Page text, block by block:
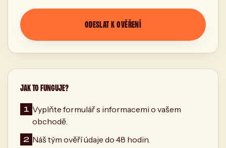
ODESLAT K OVĚŘENÍ
JAK TO FUNGUJE?
1 Vyplňte formulář s informacemi o vašem
obchodě.
2 Náš tým ověří údaje do 48 hodin.